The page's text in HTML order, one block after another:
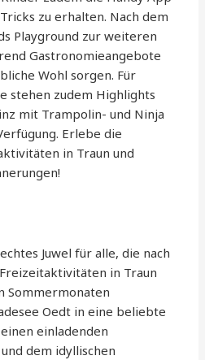
zu erhalten. Nach dem
Playground zur weiteren
Gastronomieangebote
Wohl sorgen. Für
stehen zudem Highlights
mit Trampolin- und Ninja
Erlebe die
in Traun und
Juwel für alle, die nach
in Traun
Sommermonaten
Oedt in eine beliebte
einladenden
dem idyllischen